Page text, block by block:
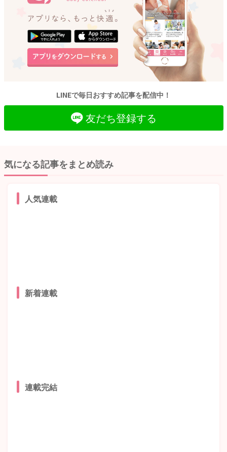
LINEで毎日おすすめ記事を配信中！
友だち登録する
気になる記事をまとめ読み
人気連載
新着連載
連載完結